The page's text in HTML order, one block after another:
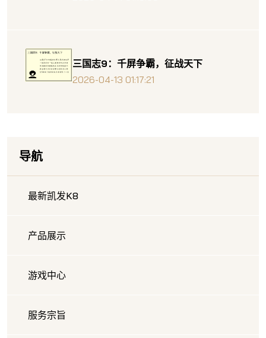
三国志9：千屏争霸，征战天下
2026-04-13 01:17:21
导航
最新凯发K8
产品展示
游戏中心
服务宗旨